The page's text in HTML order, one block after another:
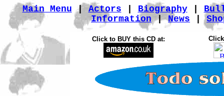
Main Menu | Actors Biography|
Information |News |
Click to BUY this CD at: